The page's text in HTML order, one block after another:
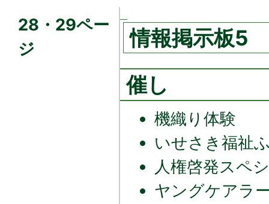
28・29ペー
ジ
情報掲示板5
催し
機織り体験
いせさき福祉
人権啓発スペ
ヤングケアラ